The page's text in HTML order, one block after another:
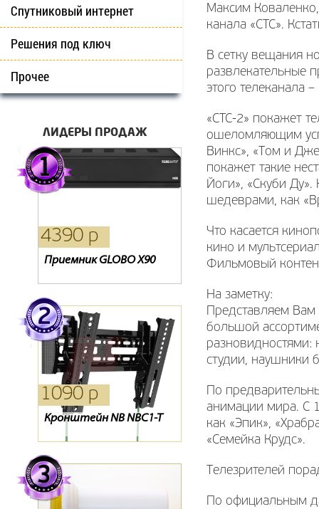
Спутниковый интернет
Решения под ключ
Прочее
ЛИДЕРЫ ПРОДАЖ
4390 р
Приемник GLOBO X90
1320 р
Ресивер Oriel 303
2310 р
Ресивер Oriel 963
1090 р
Кронштейн NB NBC1-T
330 р
Пульт HD 9300
6590 р
Evo 07
Максим
канала «СТС».
В сетку вещания
развлекательные
этого телеканала –
«СТС-2» покажет
ошеломляющим
Винкс», «Том и
покажет такие
Йоги», «Скуби
шедеврами, как
Что касается
кино и
Фильмовый
На заметку:
Представляем Вам
большой
cтудии, наушники
По
анимации мира. С
как «Эпик»,
«Семейка Крудс».
Телезрителей
По официальным